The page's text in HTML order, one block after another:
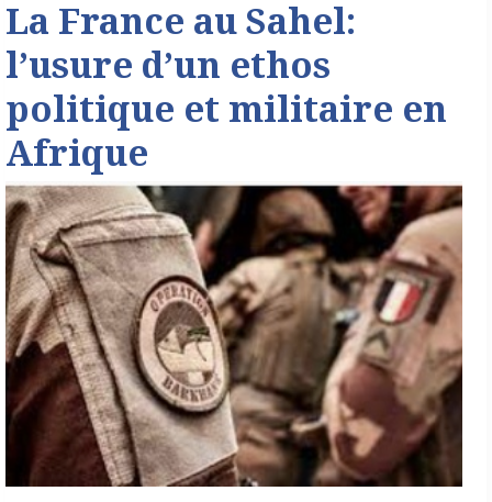
La France au Sahel:
l’usure d’un ethos
politique et militaire en
Afrique